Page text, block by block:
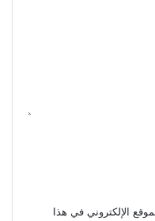
الإلكتروني في هذا